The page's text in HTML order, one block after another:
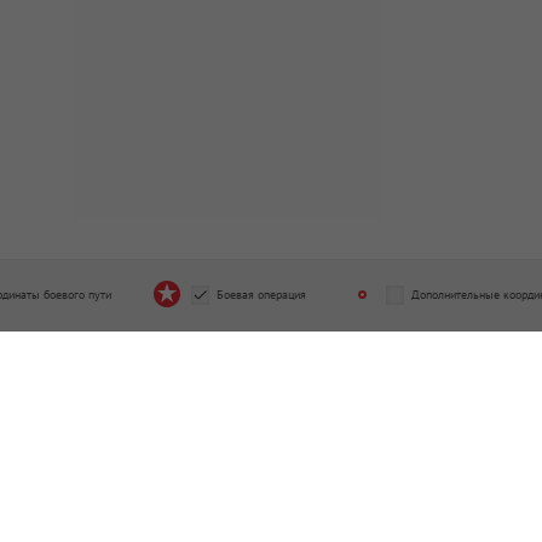
боевого пути Боевая операция Дополнительные